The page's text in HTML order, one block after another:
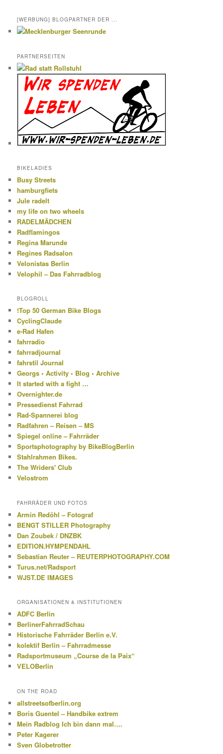
[WERBUNG] BLOGPARTNER DER ...
PARTNERSEITEN
BIKELADIES
Busy Streets
hamburgfiets
Jule radelt
my life on two wheels
RADELMÄDCHEN
Radflamingos
Regina Marunde
Regines Radsalon
Velonistas Berlin
Velophil – Das Fahrradblog
BLOGROLL
!Top 50 German Bike Blogs
CyclingClaude
e-Rad Hafen
fahrradio
fahrradjournal
fahrstil Journal
Georgs • Activity • Blog • Archive
It started with a fight …
Overnighter.de
Pressedienst Fahrrad
Rad-Spannerei blog
Radfahren – Reisen – MS
Spiegel online – Fahrräder
Sportsphotography by BikeBlogBerlin
Stahlrahmen Bikes.
The Wriders' Club
Velostrom
FAHRRÄDER UND FOTOS
Armin Redöhl – Fotograf
BENGT STILLER Photography
Dan Zoubek / DNZBK
EDITION.HYMPENDAHL
Sebastian Reuter – REUTERPHOTOGRAPHY.COM
Turus.net/Radsport
WJST.DE IMAGES
ORGANISATIONEN & INSTITUTIONEN
ADFC Berlin
BerlinerFahrradSchau
Historische Fahrräder Berlin e.V.
kolektif Berlin – Fahrradmesse
Radsportmuseum „Course de la Paix“
VELOBerlin
ON THE ROAD
allstreetsofberlin.org
Boris Guentel – Handbike extrem
Mein Radblog Ich bin dann mal….
Peter Kagerer
Sven Globetrotter